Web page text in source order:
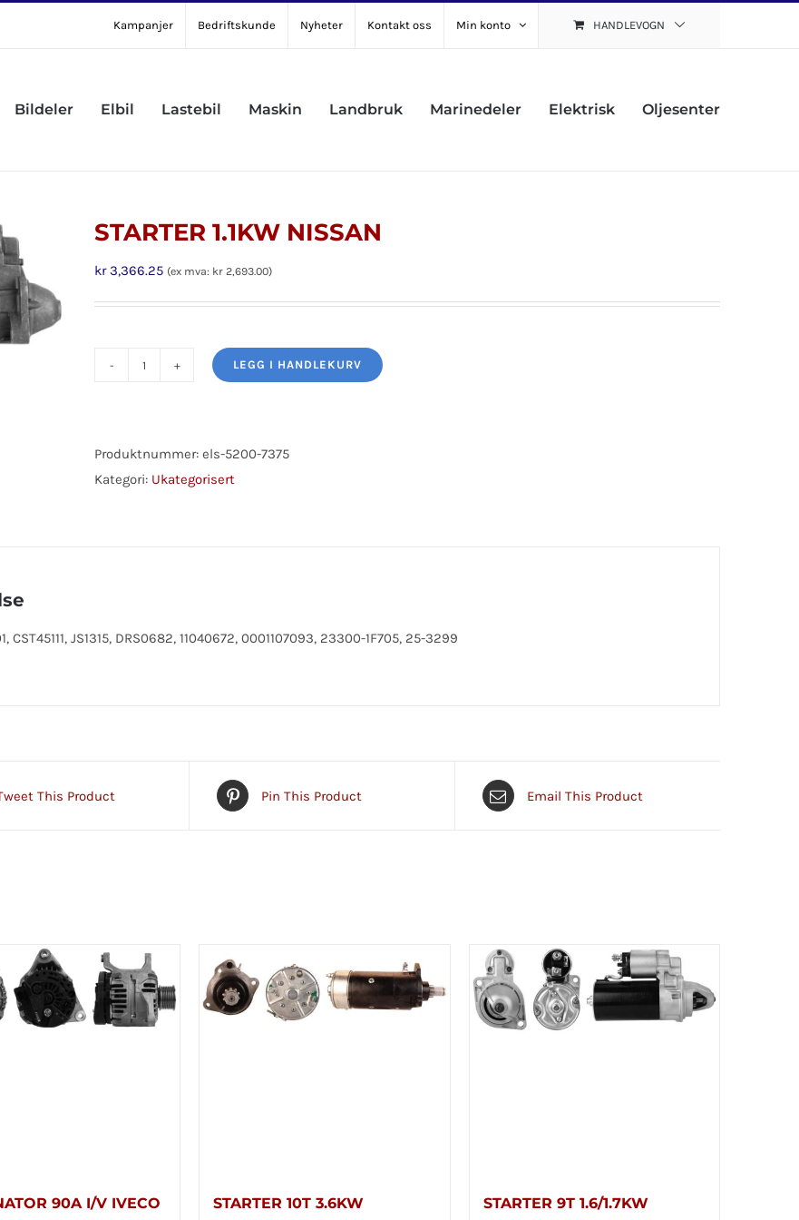
Kampanjer Bedriftskunde Nyheter Kontakt oss Min konto HANDLEVOGN
Bildeler Elbil Lastebil Maskin Landbruk Marinedeler Elektrisk Oljesenter
STARTER 1.1KW NISSAN
kr3,366.25 (ex mva: kr 2,693.00)
antall
LEGG I HANDLEKURV
Produktnummer: els-5200-7375
Kategori: Ukategorisert
CST45111, JS1315, DRS0682, 11040672, 0001107093, 23300-1F705, 25-3299
This Product Pin This Product Email This Product
90A I/V IVECO STARTER 10T 3.6KW STARTER 9T 1.6/1.7KW